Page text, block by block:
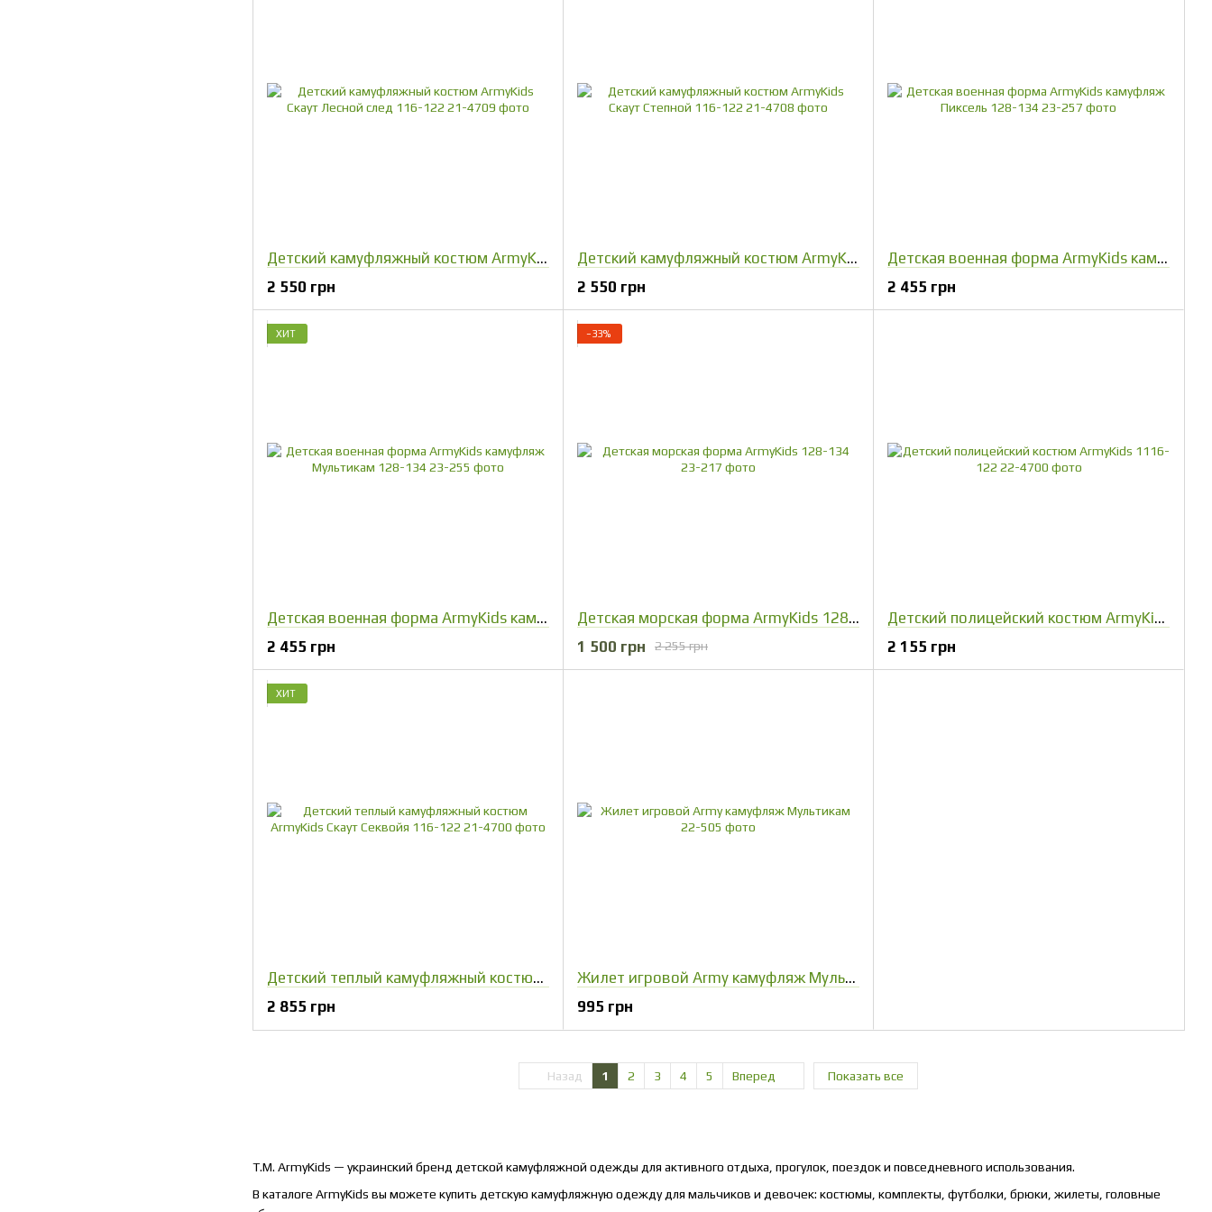
T.M. ArmyKids — украинский бренд детской камуфляжной одежды для активного отдыха, прогулок, поездок и повседневного использования.
В каталоге ArmyKids вы можете купить детскую камуфляжную одежду для мальчиков и девочек: костюмы, комплекты, футболки, брюки, жилеты, головные
Детский камуфляжный костюм ArmyKids Скаут Лесной след 116-122
2 550 грн
Детский камуфляжный костюм ArmyKids Скаут Степной 116-122
2 550 грн
Детская военная форма ArmyKids камуфляж Пиксель 128-134
2 455 грн
ХИТ
Детская военная форма ArmyKids камуфляж Мультикам 128-134
2 455 грн
−33%
Детская морская форма ArmyKids 128-134
2 255 грн
1 500 грн
Детский полицейский костюм ArmyKids 1116-122
2 155 грн
ХИТ
Детский теплый камуфляжный костюм ArmyKids Скаут Секвойя 116-122
2 855 грн
Жилет игровой Army камуфляж Мультикам
995 грн
Назад 1 2 3 4 5 Вперед Показать все